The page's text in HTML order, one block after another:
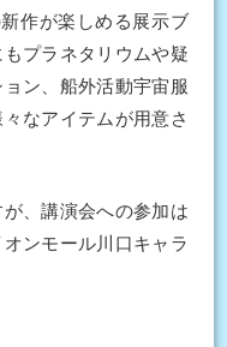
作が楽しめる展示ブ
プラネタリウムや疑
ン、船外活動宇宙服
なアイテムが用意さ
、講演会への参加は
ンモール川口キャラ